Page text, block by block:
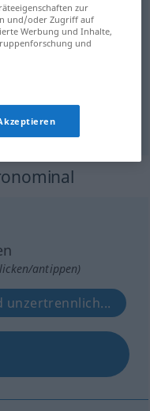
antippen)
unzertrennlich...
zur
und/oder Zugriff auf
Werbung und Inhalte,
und